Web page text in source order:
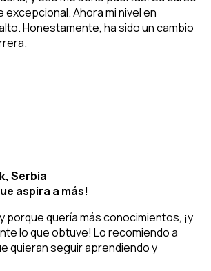
excepcional. Ahora mi nivel en
Honestamente, ha sido un cambio
Serbia
aspira a más!
porque quería más conocimientos, ¡y
lo que obtuve! Lo recomiendo a
quieran seguir aprendiendo y